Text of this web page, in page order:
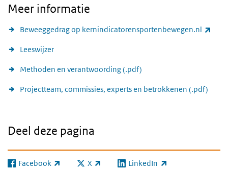
Meer informatie
Beweeggedrag op kernindicatorensportenbewegen.nl
Leeswijzer
Methoden en verantwoording (.pdf)
Projectteam, commissies, experts en betrokkenen (.pdf)
Deel deze pagina
Facebook
(externe link) X
(externe link) LinkedIn
(externe link)